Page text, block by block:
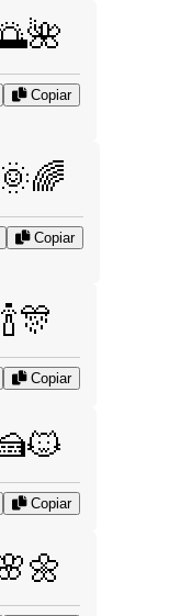
Copiar
Copiar
Copiar
Copiar